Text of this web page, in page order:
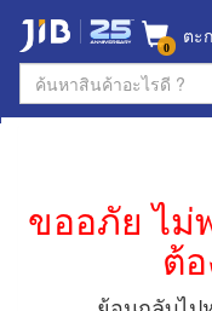
0 ตะ
ขออภัย ไม่
ต้